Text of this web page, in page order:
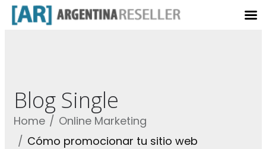
Blog Single
Home
Online Marketing
Cómo promocionar tu sitio web